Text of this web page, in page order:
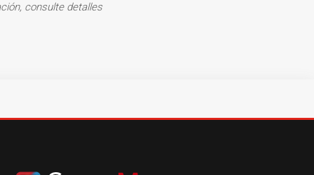
consulte detalles